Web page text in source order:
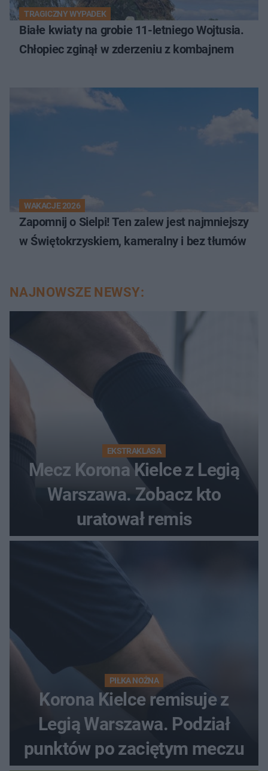
TRAGICZNY WYPADEK
Białe kwiaty na grobie 11-letniego Wojtusia.
Chłopiec zginął w zderzeniu z kombajnem
WAKACJE 2026
Zapomnij o Sielpi! Ten zalew jest najmniejszy
w Świętokrzyskiem, kameralny i bez tłumów
NAJNOWSZE NEWSY:
EKSTRAKLASA
Mecz Korona Kielce z Legią
Warszawa. Zobacz kto
uratował remis
PIŁKA NOŻNA
Korona Kielce remisuje z
Legią Warszawa. Podział
punktów po zaciętym meczu